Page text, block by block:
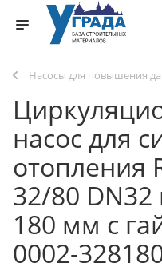
Насосы для повышения
насос для
отопления
32/80
180 мм с
0002-